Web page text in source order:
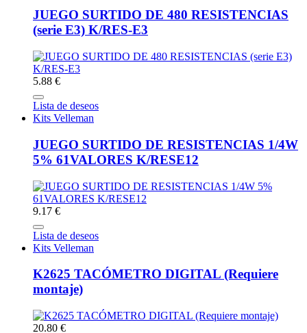
JUEGO SURTIDO DE 480 RESISTENCIAS
(serie E3) K/RES-E3
5.88 €
Lista de deseos
Kits Velleman
JUEGO SURTIDO DE RESISTENCIAS 1/4W
5% 61VALORES K/RESE12
9.17 €
Lista de deseos
Kits Velleman
K2625 TACÓMETRO DIGITAL (Requiere
montaje)
20.80 €